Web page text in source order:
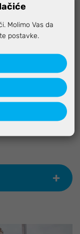
kako bi bila
Molimo Vas da
postavke.